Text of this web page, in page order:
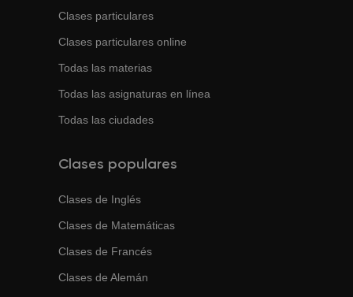
Clases particulares
Clases particulares online
Todas las materias
Todas las asignaturas en línea
Todas las ciudades
Clases populares
Clases de Inglés
Clases de Matemáticas
Clases de Francés
Clases de Alemán